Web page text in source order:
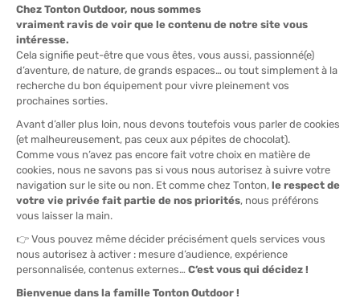
BONNET BRODEO
VOIR LE PRODUIT
L'AVIS DE TONTON VINCENT
“Parfaite pour les randonnées, les voyages ou les
journées froides, cette doudoune à capuche assure
chaleur, confort et légèreté tout en restant facilement
compressible dans le sac.“
ENGAGEMENTS / CERTIFICATIONS :
Bluesign, DWR (Apprêt déperlant durable), RDS (Responsible